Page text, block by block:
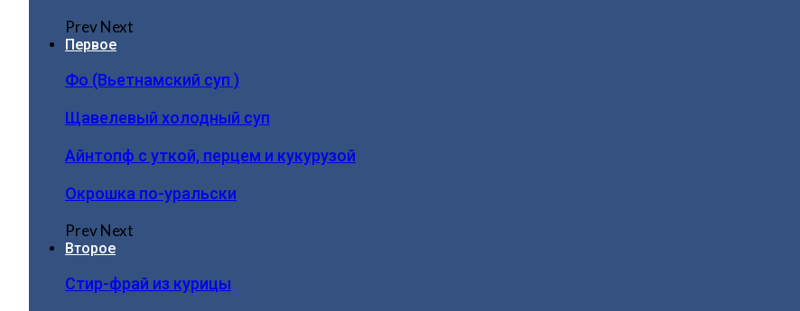
PrevNext
Первое
Фо (Вьетнамский суп )
Щавелевый холодный суп
Айнтопф с уткой, перцем и кукурузой
Окрошка по-уральски
PrevNext
Второе
Стир-фрай из курицы